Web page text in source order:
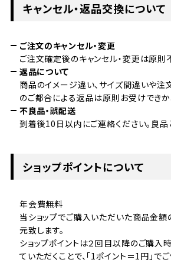
キャンセル・返品交換について
ご注文のキャンセル・変更
ご注文確定後のキャンセル・変更は原則
返品について
商品のイメージ違い、サイズ間違いや注
のご都合による返品は原則お受けできか
不良品・誤配送
到着後10日以内にご連絡ください。良品
ショップポイントについて
年会費無料
当ショップでご購入いただいた商品金額
元致します。
ショップポイントは２回目以降のご購入
ていただくことで、「1ポイント＝1円」で